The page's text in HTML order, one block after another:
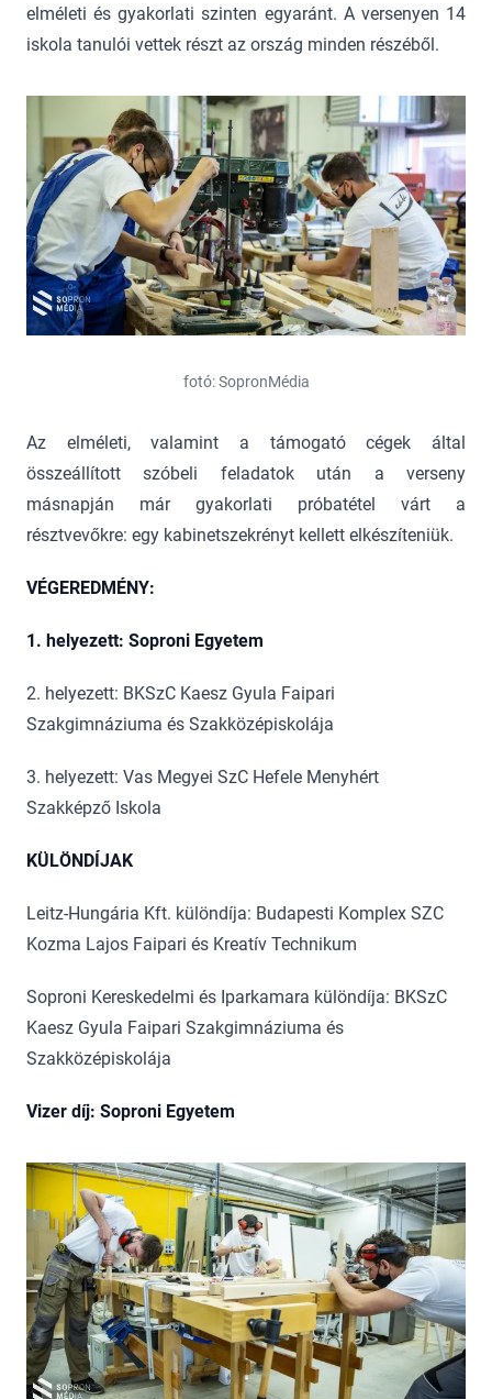
elméleti és gyakorlati szinten egyaránt. A versenyen 14
iskola tanulói vettek részt az ország minden részéből.
fotó: SopronMédia
Az elméleti, valamint a támogató cégek által
összeállított szóbeli feladatok után a verseny
másnapján már gyakorlati próbatétel várt a
résztvevőkre: egy kabinetszekrényt kellett elkészíteniük.
VÉGEREDMÉNY:
1. helyezett: Soproni Egyetem
2. helyezett: BKSzC Kaesz Gyula Faipari
Szakgimnáziuma és Szakközépiskolája
3. helyezett: Vas Megyei SzC Hefele Menyhért
Szakképző Iskola
KÜLÖNDÍJAK
Leitz-Hungária Kft. különdíja: Budapesti Komplex SZC
Kozma Lajos Faipari és Kreatív Technikum
Soproni Kereskedelmi és Iparkamara különdíja: BKSzC
Kaesz Gyula Faipari Szakgimnáziuma és
Szakközépiskolája
Vizer díj: Soproni Egyetem